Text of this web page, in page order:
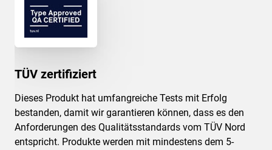
TÜV zertifiziert
Dieses Produkt hat umfangreiche Tests mit Erfolg
bestanden, damit wir garantieren können, dass es den
Anforderungen des Qualitätsstandards vom TÜV Nord
entspricht. Produkte werden mit mindestens dem 5-